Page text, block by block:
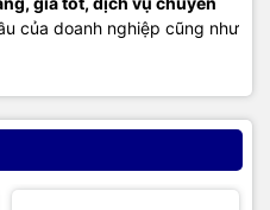
của doanh nghiệp cũng như